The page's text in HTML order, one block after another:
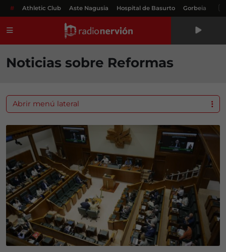
# Athletic Club Aste Nagusia Hospital de Basurto Gorbeia
Noticias sobre Reformas
Abrir menú lateral